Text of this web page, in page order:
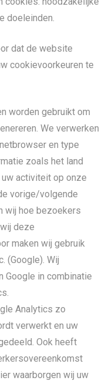
doeleinden.
dat de website
cookievoorkeuren te
worden gebruikt om
We verwerken
en type
zoals het land
activiteit op onze
vorige/volgende
wij hoe bezoekers
deze
maken wij gebruik
(Google). Wij
Google in combinatie
Analytics zo
verwerkt en uw
Ook heeft
waarborgen wij uw